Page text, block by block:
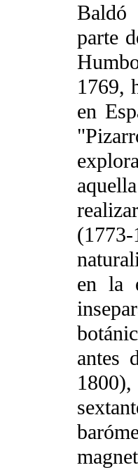
Baldó
parte
1769,
en
(1773-
en la
antes